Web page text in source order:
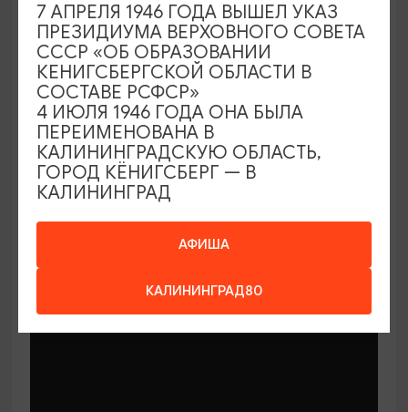
СПА-ЦЕНТРЫ И АКВАКОМПЛЕКСЫ
СПАроход
Калининград
АФИША
КАЛИНИНГРАД80
7 АПРЕЛЯ 1946 ГОДА ВЫШЕЛ УКАЗ
ПРЕЗИДИУМА ВЕРХОВНОГО СОВЕТА
СССР «ОБ ОБРАЗОВАНИИ
КЕНИГСБЕРГСКОЙ ОБЛАСТИ В
СОСТАВЕ РСФСР»
4 ИЮЛЯ 1946 ГОДА ОНА БЫЛА
ПЕРЕИМЕНОВАНА В
КАЛИНИНГРАДСКУЮ ОБЛАСТЬ,
ГОРОД КЁНИГСБЕРГ — В
КАЛИНИНГРАД